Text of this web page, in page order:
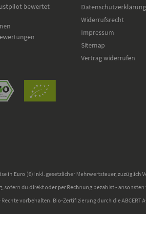
bewertet
Datenschutzerklärung
Widerrufsrecht
Impressum
Sitemap
Vertrag widerrufen
in Euro (€) inkl. gesetzlicher Mehrwertsteuer, zuzüglich
sofern du direkt oder per Rechnung bezahlst -
vorbehalten. Bio-Zertifizierung durch die ABCERT